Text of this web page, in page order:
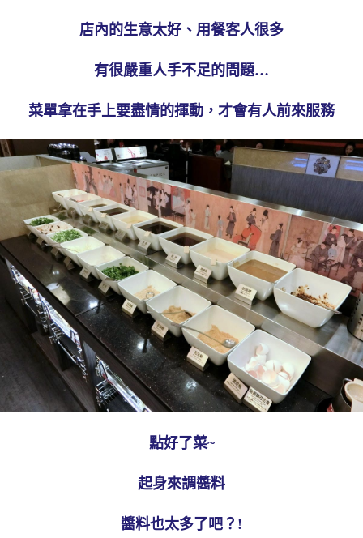
店內的生意太好、用餐客人很多
有很嚴重人手不足的問題…
菜單拿在手上要盡情的揮動，才會有人前來服務
點好了菜~
起身來調醬料
醬料也太多了吧？!